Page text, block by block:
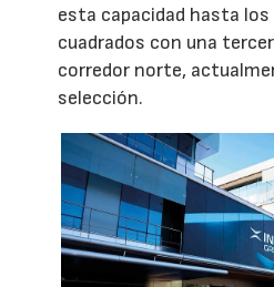
esta capacidad hasta
cuadrados con una
corredor norte,
selección.